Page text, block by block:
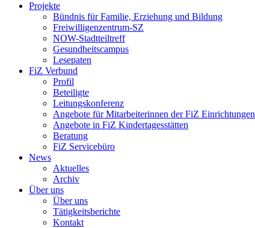
Projekte
Bündnis für Familie, Erziehung und Bildung
Freiwilligenzentrum-SZ
NOW-Stadtteiltreff
Gesundheitscampus
Lesepaten
FiZ Verbund
Profil
Beteiligte
Leitungskonferenz
Angebote für Mitarbeiterinnen der FiZ Einrichtungen
Angebote in FiZ Kindertagesstätten
Beratung
FiZ Servicebüro
News
Aktuelles
Archiv
Über uns
Über uns
Tätigkeitsberichte
Kontakt